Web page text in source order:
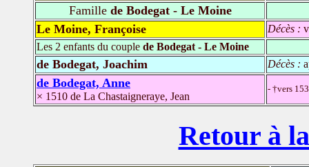
Famillede Bodegat - Le Moine
Le Moine, Françoise
Décès :
Les 2 enfants du couple de Bodegat - Le Moine
de Bodegat, Joachim Décès :
de Bodegat, Anne
× 1510 de La Chastaigneraye, Jean
- †vers
Retour à